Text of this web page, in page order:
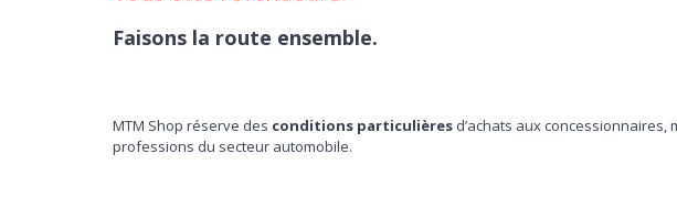
Faisons la route ensemble.
MTM Shop réserve des conditions particulières d’achats aux
professions du secteur automobile.